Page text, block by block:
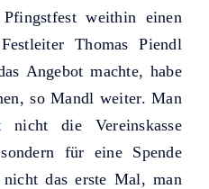
weithin einen
Thomas Piendl
Angebot machte, habe
so Mandl weiter. Man
die Vereinskasse
für eine Spende
das erste Mal, man